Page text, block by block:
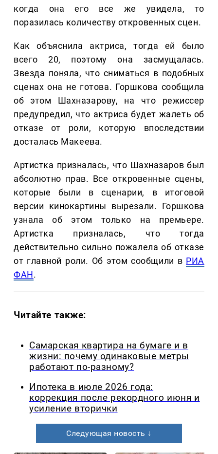
когда она его все же увидела, то
поразилась количеству откровенных сцен.
Как объяснила актриса, тогда ей было
всего 20, поэтому она засмущалась.
Звезда поняла, что сниматься в подобных
сценах она не готова. Горшкова сообщила
об этом Шахназарову, на что режиссер
предупредил, что актриса будет жалеть об
отказе от роли, которую впоследствии
досталась Макеева.
Артистка призналась, что Шахназаров был
абсолютно прав. Все откровенные сцены,
которые были в сценарии, в итоговой
версии кинокартины вырезали. Горшкова
узнала об этом только на премьере.
Артистка призналась, что тогда
действительно сильно пожалела об отказе
от главной роли. Об этом сообщили в РИА
ФАН.
Читайте также:
Самарская квартира на бумаге и в
жизни: почему одинаковые метры
работают по-разному?
Ипотека в июле 2026 года:
коррекция после рекордного июня и
усиление вторички
Следующая новость ↓